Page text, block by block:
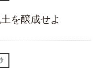
を醸成せよ